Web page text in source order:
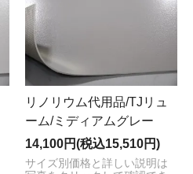
リノリウム代用品/TJリュ
ーム/ミディアムグレー
14,100円(税込15,510円)
サイズ別価格と詳しい説明は